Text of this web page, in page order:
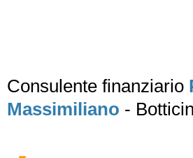
Consulente finanziario
Massimiliano -